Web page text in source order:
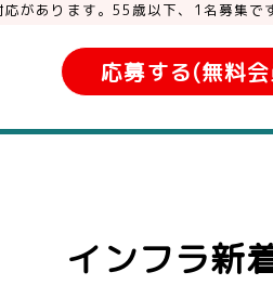
があります。55歳以下、1名募集で
応募する(無料
インフラ新